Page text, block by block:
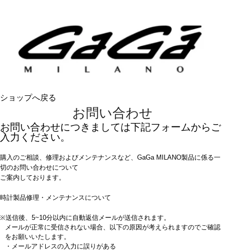
ショップへ戻る
お問い合わせ
お問い合わせにつきましては下記フォームからご
入力ください。
購入のご相談、修理およびメンテナンスなど、GaGa MILANO製品に係る一
切のお問い合わせについて
ご案内しております。
時計製品修理・メンテナンスについて
※送信後、5~10分以内に自動返信メールが送信されます。
メールが正常に受信されない場合、以下の原因が考えられますのでご確認
をお願いいたします。
・メールアドレスの入力に誤りがある